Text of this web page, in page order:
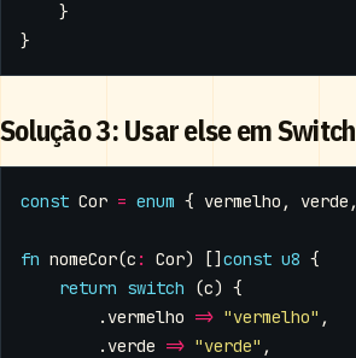
}
}
Solução 3: Usar else em Switch
const Cor = enum { vermelho , verde ,
fn nomeCor(c : Cor) [] const u8 {
return switch (c) {
. vermelho => "vermelho" ,
. verde => "verde" ,